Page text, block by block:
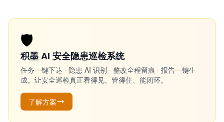
🛡️
积墨 AI 安全隐患巡检系统
任务一键下达 · 隐患 AI 识别 · 整改全程留痕 · 报告一键生
成。让安全巡检真正看得见、管得住、能闭环。
了解方案